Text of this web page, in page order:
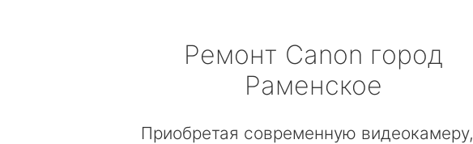
Ремонт Canon город
Раменское
Приобретая современную видеокамеру,